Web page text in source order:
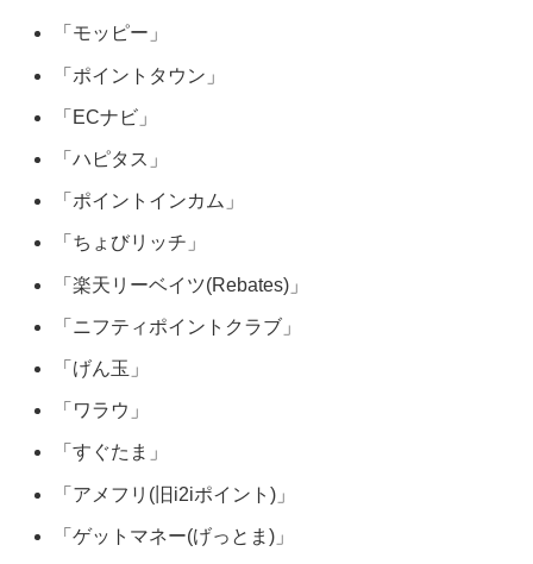
「モッピー」
「ポイントタウン」
「ECナビ」
「ハピタス」
「ポイントインカム」
「ちょびリッチ」
「楽天リーベイツ(Rebates)」
「ニフティポイントクラブ」
「げん玉」
「ワラウ」
「すぐたま」
「アメフリ(旧i2iポイント)」
「ゲットマネー(げっとま)」